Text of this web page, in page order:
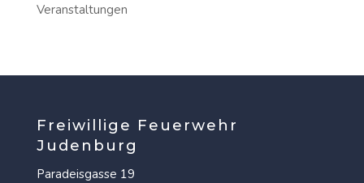
Veranstaltungen
Freiwillige Feuerwehr
Judenburg
Paradeisgasse 19